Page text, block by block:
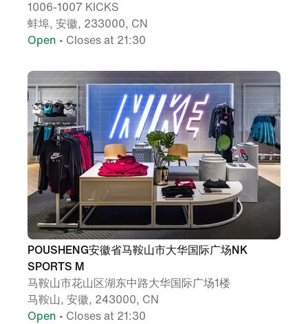
1006-1007 KICKS
蚌埠, 安徽, 233000, CN
Open • Closes at 21:30
POUSHENG安徽省马鞍山市大华国际广场NK
SPORTS M
马鞍山市花山区湖东中路大华国际广场1楼
马鞍山, 安徽, 243000, CN
Open • Closes at 21:30